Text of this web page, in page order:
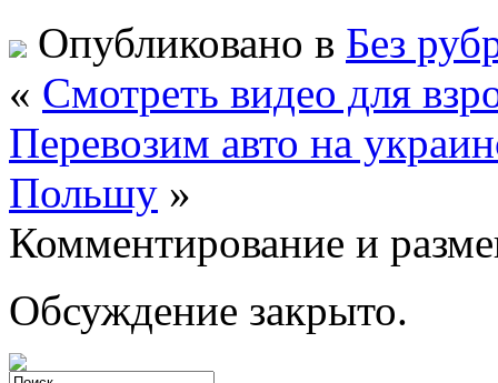
Опубликовано в Без
« Смотреть видео для
Перевозим авто на
Польшу »
Комментирование и
Обсуждение закрыто.